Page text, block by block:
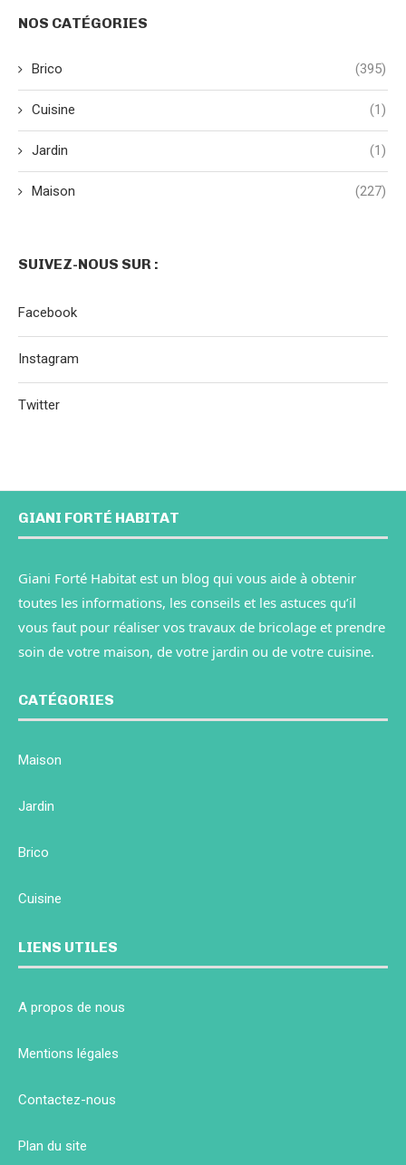
NOS CATÉGORIES
Brico (395)
Cuisine (1)
Jardin (1)
Maison (227)
SUIVEZ-NOUS SUR :
Facebook
Instagram
Twitter
GIANI FORTÉ HABITAT
Giani Forté Habitat est un blog qui vous aide à obtenir
toutes les informations, les conseils et les astuces qu’il
vous faut pour réaliser vos travaux de bricolage et prendre
soin de votre maison, de votre jardin ou de votre cuisine.
CATÉGORIES
Maison
Jardin
Brico
Cuisine
LIENS UTILES
A propos de nous
Mentions légales
Contactez-nous
Plan du site